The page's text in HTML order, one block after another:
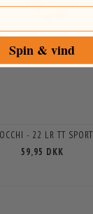
- 22 LR TT SPORT
59,95 DKK
Spin & vind